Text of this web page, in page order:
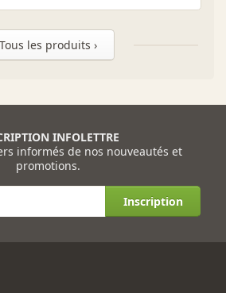
Tous les produits ›
INFOLETTRE
informés de nos nouveautés et
promotions.
Inscription